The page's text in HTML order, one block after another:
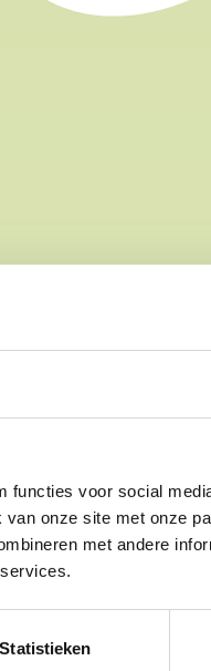
functies voor social
onze site met onze
met andere
Statistieken
van
Via een prachtig bos,
naar recreatiegebied
is één van de meest
Villapark Eureka.
en recreatieplassen
keer dezelfde route
van zichzelf zien.
zomer tot prachtige